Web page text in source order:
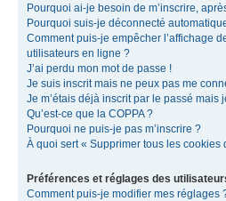
Pourquoi ai-je besoin de m’inscrire,
Pourquoi suis-je déconnecté
Comment puis-je empêcher l’affichage
utilisateurs en ligne ?
J’ai perdu mon mot de passe !
Je suis inscrit mais ne peux pas me
Je m’étais déjà inscrit par le passé
Qu’est-ce que la COPPA ?
Pourquoi ne puis-je pas m’inscrire ?
À quoi sert « Supprimer tous les cookies
Préférences et réglages des
Comment puis-je modifier mes réglages